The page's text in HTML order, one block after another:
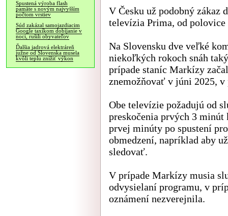
Spustená výroba flash
pamäte s novým najvyšším
počtom vrstiev
Súd zakázal samojazdiacim
Google taxíkom dobíjanie v
noci, rušili obyvateľov
Ďalšia jadrová elektráreň
južne od Slovenska musela
kvôli teplu znížiť výkon
V Česku už podobný zákaz
televízia Prima, od polovice
Na Slovensku dve veľké
niekoľkých rokoch snáh
prípade staníc Markízy
znemožňovať v júni 2025,
Obe televízie požadujú od
preskočenia prvých 3 minút
prvej minúty po spustení
obmedzení, napríklad aby
sledovať.
V prípade Markízy musia
odvysielaní programu, v
oznámení nezverejnila.